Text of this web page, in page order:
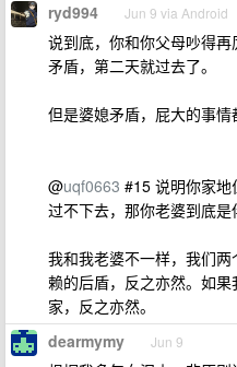
ryd994 Jun 9 via Android
说到底，你和你父母吵得
矛盾，第二天就过去了。
但是婆媳矛盾，屁大的事情
@uqf0663 #15 说明你家地
过不下去，那你老婆到底是
我和我老婆不一样，我们
赖的后盾，反之亦然。如
家，反之亦然。
dearmymy Jun 9